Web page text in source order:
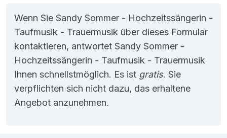
Wenn Sie Sandy Sommer - Hochzeitssängerin -
Taufmusik - Trauermusik über dieses Formular
kontaktieren, antwortet Sandy Sommer -
Hochzeitssängerin - Taufmusik - Trauermusik
Ihnen schnellstmöglich. Es ist gratis. Sie
verpflichten sich nicht dazu, das erhaltene
Angebot anzunehmen.